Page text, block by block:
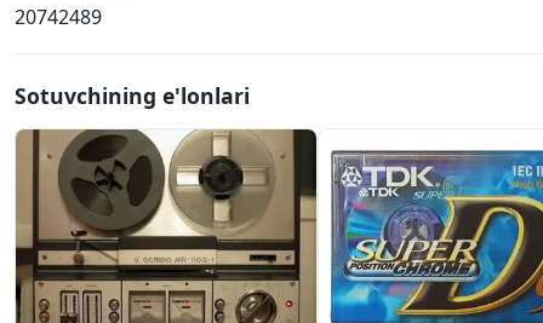
20742489
Sotuvchining e'lonlari